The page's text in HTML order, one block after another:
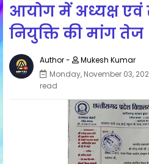
आयोग में अध्यक्ष एवं
नियुक्ति की मांग तेज
Mukesh Kumar
Monday, November 03,
read